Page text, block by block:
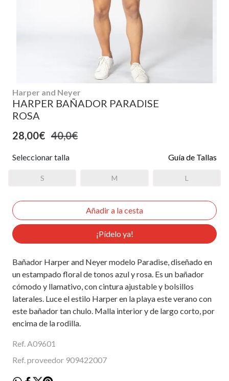
Harper and Neyer
HARPER BAÑADOR PARADISE
ROSA
28,00€ 40,0€
Seleccionar talla Guía de Tallas
S M L
¡Pídelo ya!
Bañador Harper and Neyer modelo Paradise, diseñado en
un estampado floral de tonos azul y rosa. Es un bañador
cómodo y llamativo, con cintura ajustable y bolsillos
laterales. Luce el estilo Harper en la playa este verano con
este bañador tan chulo. Malla interior y de largo corto, por
encima de la rodilla.
Ref. A09601
Ref. proveedor 909422007